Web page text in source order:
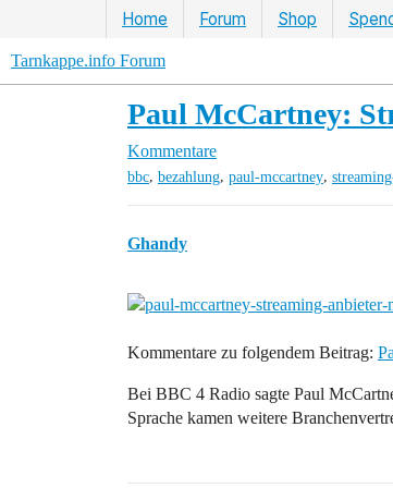
Home Forum Shop
Tarnkappe.info Forum
Paul McCartney:
Kommentare
bbc, bezahlung, paul-mccartney,
Ghandy
Kommentare zu folgendem Beitrag:
Bei BBC 4 Radio sagte Paul
Sprache kamen weitere